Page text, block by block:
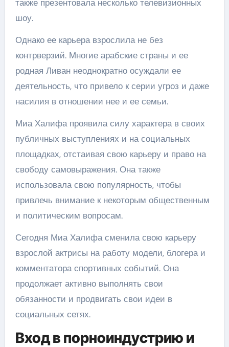
также презентовала несколько телевизионных
шоу.
Однако ее карьера взрослила не без
контрверзий. Многие арабские страны и ее
родная Ливан неоднократно осуждали ее
деятельность, что привело к серии угроз и даже
насилия в отношении нее и ее семьи.
Миа Халифа проявила силу характера в своих
публичных выступлениях и на социальных
площадках, отстаивая свою карьеру и право на
свободу самовыражения. Она также
использовала свою популярность, чтобы
привлечь внимание к некоторым общественным
и политическим вопросам.
Сегодня Миа Халифа сменила свою карьеру
взрослой актрисы на работу модели, блогера и
комментатора спортивных событий. Она
продолжает активно выполнять свои
обязанности и продвигать свои идеи в
социальных сетях.
Вход в порноиндустрию и